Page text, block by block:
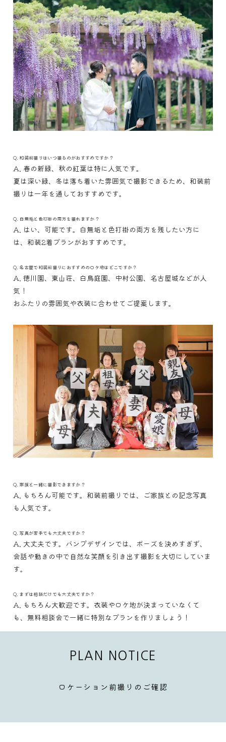
Q. 和装前撮りはいつ撮るのがおすすめですか？
A. 春の新緑、秋の紅葉は特に人気です。
夏は深い緑、冬は落ち着いた雰囲気で撮影できるため、和装前
撮りは一年を通しておすすめです。
Q. 白無垢と色打掛の両方を撮れますか？
A. はい、可能です。白無垢と色打掛の両方を残したい方に
は、和装2着プランがおすすめです。
Q. 名古屋で和装前撮りにおすすめのロケ地はどこですか？
A.徳川園、 東山荘、白鳥庭園、 中村公園、 名古屋城などが人
気！
おふたりの雰囲気や衣装に合わせてご提案します。
Q. 家族と一緒に撮影できますか？
A. もちろん可能です。和装前撮りでは、ご家族との記念写真
も人気です。
Q. 写真が苦手でも大丈夫ですか？
A. 大丈夫です。バンプデザインでは、ポーズを決めすぎず、
会話や動きの中で自然な笑顔を引き出す撮影を大切にしていま
す。
Q. まずは相談だけでも大丈夫ですか？
A. もちろん大歓迎です。衣装やロケ地が決まっていなくて
も、無料相談会で一緒に特別なプランを作りましょう！
PLAN NOTICE
ロケーション前撮りのご確認